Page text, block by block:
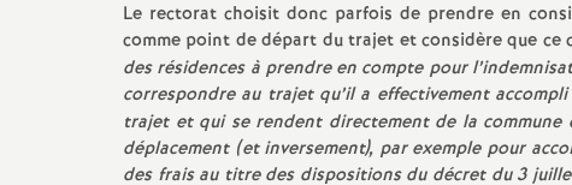
Le rectorat choisit donc parfois de prendre en
comme point de départ du trajet et considère que
des résidences à prendre en compte pour
correspondre au trajet qu’il a effectivement accompli
trajet et qui se rendent directement de la
déplacement (et inversement), par exemple pour
des frais au titre des dispositions du décret du 3